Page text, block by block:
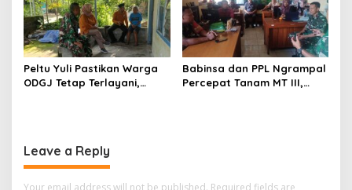
Peltu Yuli Pastikan Warga
ODGJ Tetap Terlayani,
Babinsa dan PPL Ngrampal
Percepat Tanam MT III,
Leave a Reply
Your email address will not be published. Required fields are